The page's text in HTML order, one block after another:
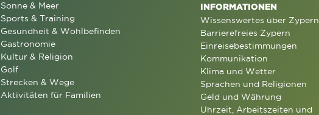
Sonne & Meer
Sports & Training
Gesundheit & Wohlbefinden
Gastronomie
Kultur & Religion
Golf
Strecken & Wege
Aktivitäten für Familien
INFORMATIONEN
Wissenswertes über Zypern
Barrierefreies Zypern
Einreisebestimmungen
Kommunikation
Klima und Wetter
Sprachen und Religionen
Geld und Währung
Uhrzeit, Arbeitszeiten und